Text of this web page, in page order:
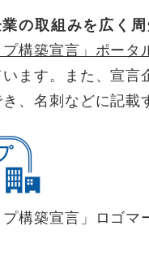
の取組みを広く周
プ構築宣言」ポータ
ます。また、宣
、名刺などに記載
プ構築宣言」ロゴマ